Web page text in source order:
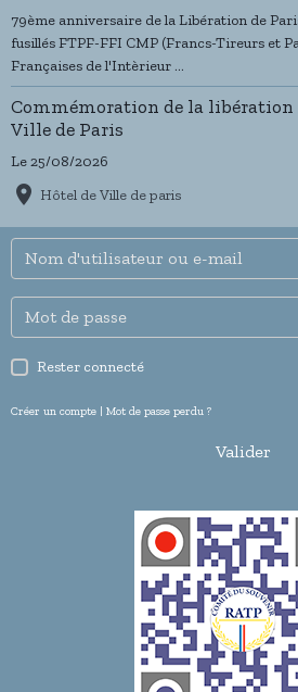
79ème anniversaire de la Libération de
fusillés FTPF-FFI CMP (Francs-Tireurs et
Françaises de l'Intèrieur ...
Commémoration de la libération
Ville de Paris
Le 25/08/2026
Hôtel de Ville de paris
Rester connecté
Créer un compte | Mot de passe perdu ?
Valider